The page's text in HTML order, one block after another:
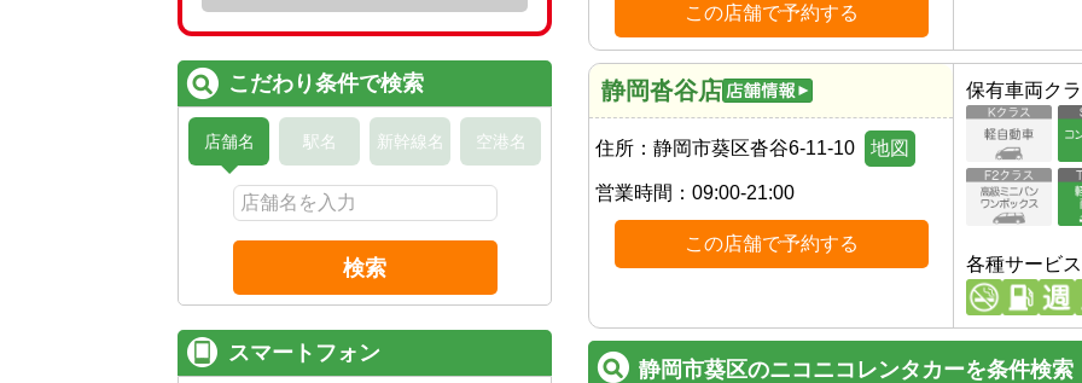
この店舗で予約する
静岡沓谷店
住所： 静岡市葵区沓谷6-11-10 地図
営業時間： 09:00-21:00
この店舗で予約する
保有車両ク
各種サービス
静岡市葵区のニコニコレンタカーを条件検索
こだわり条件で検索
店舗名 駅名 新幹線名 空港名
検索
スマートフォン